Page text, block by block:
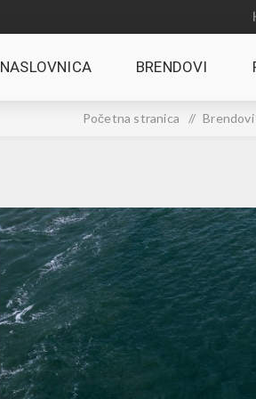
NASLOVNICA BRENDOVI
Početna stranica / Brendovi